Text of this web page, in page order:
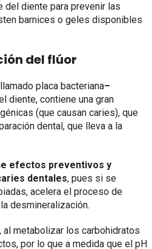
del diente para prevenir las
barnices o geles disponibles
del flúor
placa bacteriana–
diente, contiene una gran
(que causan caries), que
dental, que lleva a la
efectos preventivos y
dentales, pues si se
acelera el proceso de
desmineralización.
al metabolizar los carbohidratos
por lo que a medida que el pH